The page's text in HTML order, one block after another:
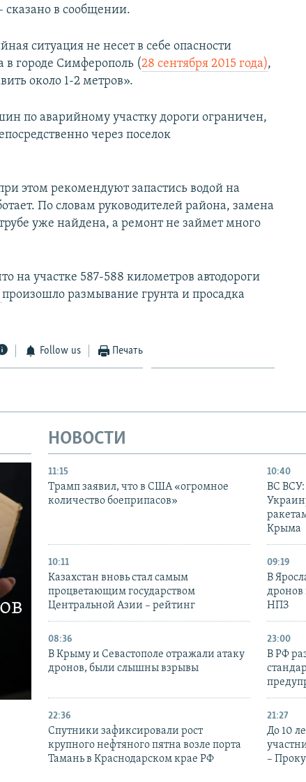
в сообщении.
ситуация не несет в себе опасности
в городе Симферополь (28 сентября 2015 года),
около 1-2 метров».
по аварийному участку дороги ограничен,
через поселок
этом рекомендуют запастись водой на
По словам руководителей района, замена
уже найдена, а ремонт не займет много
на участке 587-588 километров автодороги
произошло размывание грунта и просадка
Follow us Печать
НОВОСТИ
11:15
Трамп заявил, что в США «огромное
количество боеприпасов»
10:40
ВС ВСУ:
Крыма
10:11
Казахстан вновь стал самым
процветающим государством
Центральной Азии – рейтинг
09:19
В
дронов
НПЗ
08:36
В Крыму и Севастополе отражали атаку
дронов, были слышны взрывы
23:00
В РФ
22:36
Спутники зафиксировали рост
крупного нефтяного пятна возле порта
Тамань в Краснодарском крае РФ
21:27
До 10
–